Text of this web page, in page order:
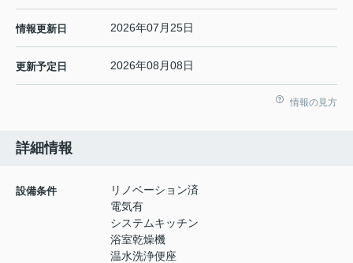
情報更新日 2026年07月25日
更新予定日 2026年08月08日
情報の見方
詳細情報
設備条件
リノベーション済
電気有
システムキッチン
浴室乾燥機
温水洗浄便座